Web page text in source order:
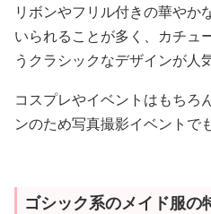
リボンやフリル付きの華やか
いられることが多く、カチュ
うクラシックなデザインが人
コスプレやイベントはもちろ
ンのため写真撮影イベントで
ゴシック系のメイド服の